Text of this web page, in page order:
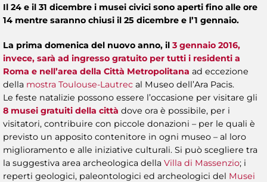
Il 24 e il 31 dicembre i musei civici sono aperti fino alle ore
14 mentre saranno chiusi il 25 dicembre e l’1 gennaio.
La prima domenica del nuovo anno, il 3 gennaio 2016,
invece, sarà ad ingresso gratuito per tutti i residenti a
Roma e nell’area della Città Metropolitana ad eccezione
della mostra Toulouse-Lautrec al Museo dell’Ara Pacis.
Le feste natalizie possono essere l’occasione per visitare gli
8 musei gratuiti della città dove ora è possibile, per i
visitatori, contribuire con piccole donazioni – per le quali è
previsto un apposito contenitore in ogni museo – al loro
miglioramento e alle iniziative culturali. Si può scegliere tra
la suggestiva area archeologica della Villa di Massenzio; i
reperti geologici, paleontologici ed archeologici del Musei